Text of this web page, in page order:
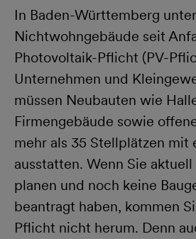
In Baden-Württemberg
Nichtwohngebäude seit
Photovoltaik-Pflicht (PV-
Unternehmen und
müssen Neubauten wie
Firmengebäude sowie
mehr als 35 Stellplätzen mit
ausstatten. Wenn Sie
planen und noch keine
beantragt haben, kommen
Pflicht nicht herum. Denn